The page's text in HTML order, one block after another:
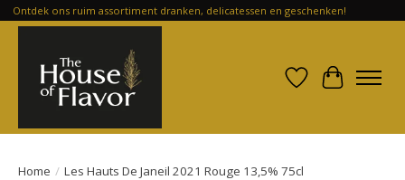
Ontdek ons ruim assortiment dranken, delicatessen en geschenken!
Verlanglijst
Home / Les Hauts De Janeil 2021 Rouge 13,5% 75cl